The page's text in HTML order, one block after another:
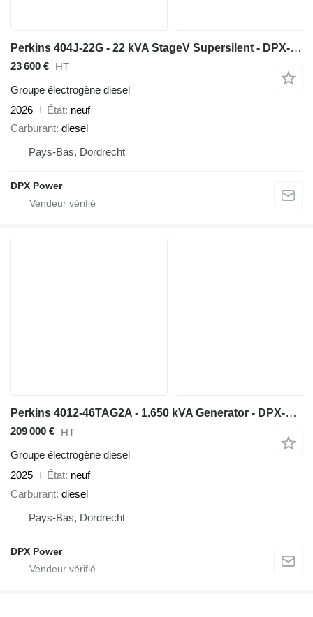
Perkins 404J-22G - 22 kVA StageV Supersilent - DPX-21000P
23 600 € HT
Groupe électrogène diesel
2026
État neuf
Carburant diesel
Pays-Bas, Dordrecht
DPX Power
Perkins 4012-46TAG2A - 1.650 kVA Generator - DPX-19823-O
209 000 € HT
Groupe électrogène diesel
2025
État neuf
Carburant diesel
Pays-Bas, Dordrecht
DPX Power